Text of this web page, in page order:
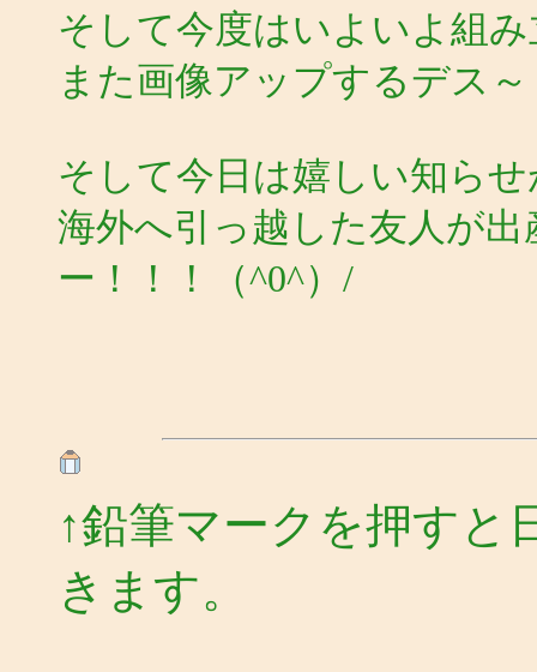
そして今度はいよいよ組
また画像アップするデス～
そして今日は嬉しい知ら
海外へ引っ越した友人が
ー！！！（^0^）/
↑鉛筆マークを押すと
きます。